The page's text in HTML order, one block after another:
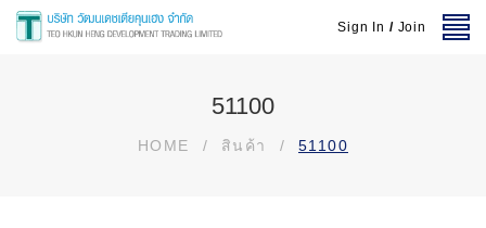
Sign In / Join
51100
HOME / สินค้า / 51100